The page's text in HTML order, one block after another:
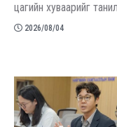
цагийн хуваарийг
2026/08/04